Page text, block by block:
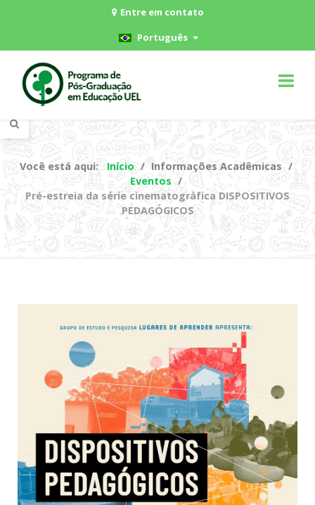
Entre em contato
Português
Você está aqui: Início
Informações Acadêmicas
Eventos
Pré-estreia da série cinematográfica DISPOSITIVOS
PEDAGÓGICOS